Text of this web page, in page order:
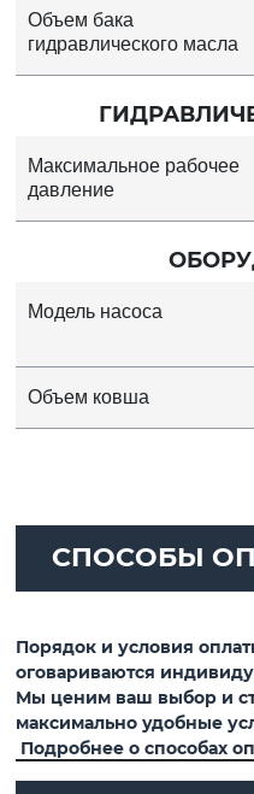
Объем бака
гидравлического масла
Максимальное рабочее
давление
Модель насоса
Объем ковша
СПОСОБЫ
Порядок и условия
оговариваются
Мы ценим ваш выбор и
максимально удобные
Подробнее о способах